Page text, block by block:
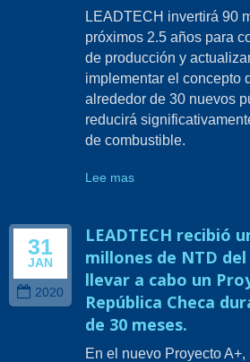
LEADTECH invertirá 90
próximos 2.5 años para
de producción y
implementar el concepto
alrededor de 30 nuevos
reducirá
de combustible.
Lee mas
31
JAN
2020
LEADTECH recibió
millones de NTD
llevar a cabo un
República Checa
de 30 meses.
En el nuevo Proyecto